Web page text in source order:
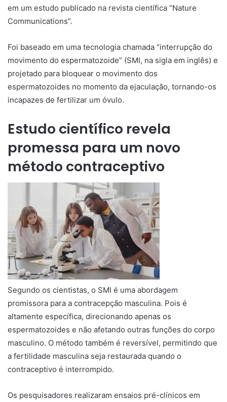
em um estudo publicado na revista científica “Nature
Communications”.
Foi baseado em uma tecnologia chamada “interrupção do
movimento do espermatozoide” (SMI, na sigla em inglês) e
projetado para bloquear o movimento dos
espermatozoides no momento da ejaculação, tornando-os
incapazes de fertilizar um óvulo.
Estudo científico revela
promessa para um novo
método contraceptivo
Segundo os cientistas, o SMI é uma abordagem
promissora para a contracepção masculina. Pois é
altamente específica, direcionando apenas os
espermatozoides e não afetando outras funções do corpo
masculino. O método também é reversível, permitindo que
a fertilidade masculina seja restaurada quando o
contraceptivo é interrompido.
Os pesquisadores realizaram ensaios pré-clínicos em